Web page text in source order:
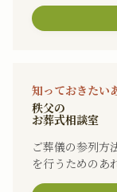
知っておきたい
秩父の
お葬式相談室
ご葬儀の参列方
を行うためのあ